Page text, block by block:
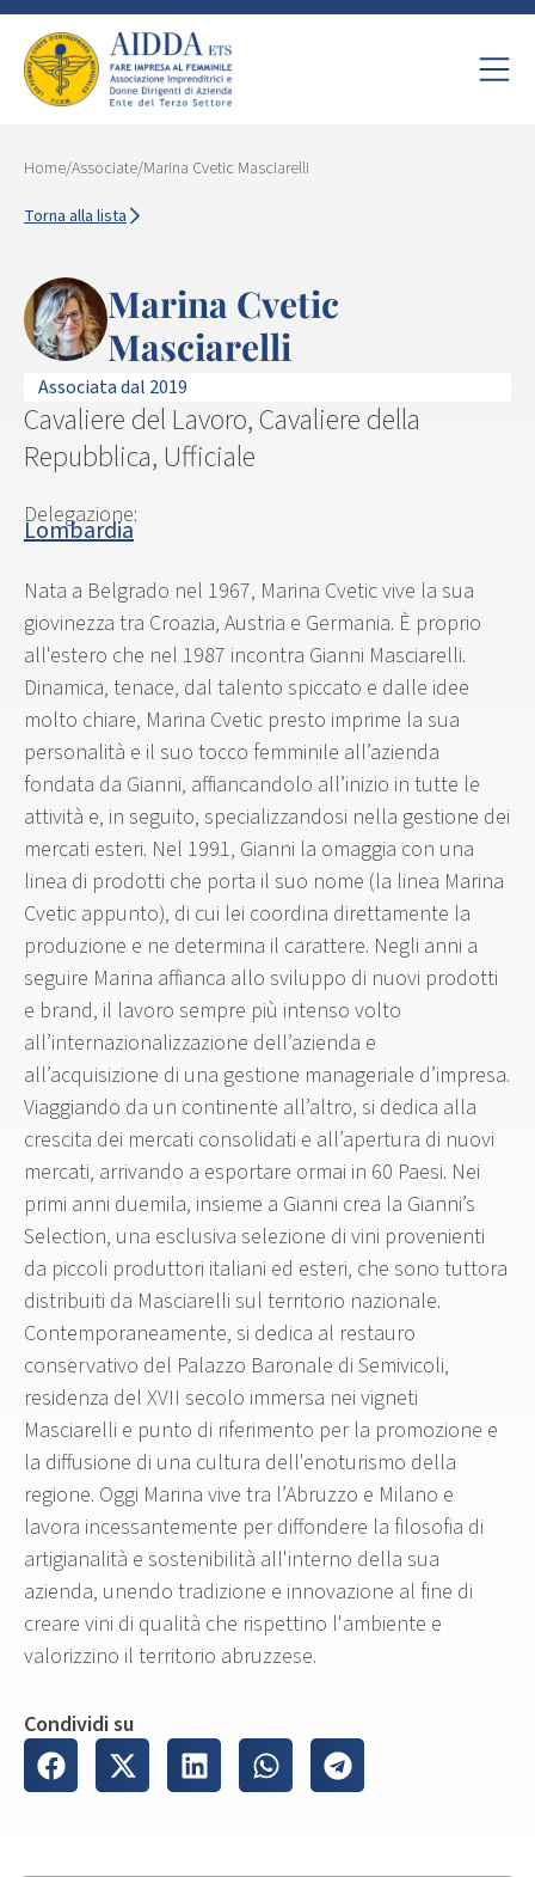
Home/Associate/Marina Cvetic Masciarelli
Torna alla lista
Marina Cvetic
Masciarelli
Associata dal 2019
Cavaliere del Lavoro, Cavaliere della
Repubblica, Ufficiale
Delegazione:
Lombardia
Nata a Belgrado nel 1967, Marina Cvetic vive la sua
giovinezza tra Croazia, Austria e Germania. È proprio
all'estero che nel 1987 incontra Gianni Masciarelli.
Dinamica, tenace, dal talento spiccato e dalle idee
molto chiare, Marina Cvetic presto imprime la sua
personalità e il suo tocco femminile all’azienda
fondata da Gianni, affiancandolo all’inizio in tutte le
attività e, in seguito, specializzandosi nella gestione dei
mercati esteri. Nel 1991, Gianni la omaggia con una
linea di prodotti che porta il suo nome (la linea Marina
Cvetic appunto), di cui lei coordina direttamente la
produzione e ne determina il carattere. Negli anni a
seguire Marina affianca allo sviluppo di nuovi prodotti
e brand, il lavoro sempre più intenso volto
all’internazionalizzazione dell’azienda e
all’acquisizione di una gestione manageriale d’impresa.
Viaggiando da un continente all’altro, si dedica alla
crescita dei mercati consolidati e all’apertura di nuovi
mercati, arrivando a esportare ormai in 60 Paesi. Nei
primi anni duemila, insieme a Gianni crea la Gianni’s
Selection, una esclusiva selezione di vini provenienti
da piccoli produttori italiani ed esteri, che sono tuttora
distribuiti da Masciarelli sul territorio nazionale.
Contemporaneamente, si dedica al restauro
conservativo del Palazzo Baronale di Semivicoli,
residenza del XVII secolo immersa nei vigneti
Masciarelli e punto di riferimento per la promozione e
la diffusione di una cultura dell'enoturismo della
regione. Oggi Marina vive tra l’Abruzzo e Milano e
lavora incessantemente per diffondere la filosofia di
artigianalità e sostenibilità all'interno della sua
azienda, unendo tradizione e innovazione al fine di
creare vini di qualità che rispettino l'ambiente e
valorizzino il territorio abruzzese.
Condividi su